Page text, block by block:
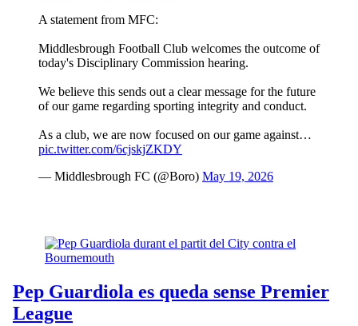
A statement from MFC:
Middlesbrough Football Club welcomes the outcome of
today's Disciplinary Commission hearing.
We believe this sends out a clear message for the future
of our game regarding sporting integrity and conduct.
As a club, we are now focused on our game against…
pic.twitter.com/6cjskjZKDY
— Middlesbrough FC (@Boro) May 19, 2026